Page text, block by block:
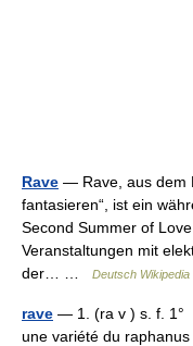
Rave — Rave, aus dem
fantasieren“, ist ein
Second Summer of
Veranstaltungen mit
der… …
Deutsch Wikipedia
rave — 1. (ra v ) s. f. 1°
une variété du